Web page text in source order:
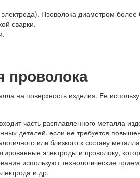
Проволока диаметром
сварки.
проволока
на поверхность изделия. Ее
часть расплавленного металла
деталей, если не требуется
или близкого к составу
электроды и проволоку,
используют технологические
и др.